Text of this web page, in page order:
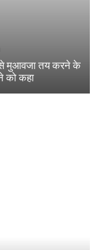
से मुआवजा तय करने के
को कहा